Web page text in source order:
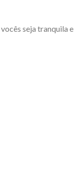
seja tranquila e